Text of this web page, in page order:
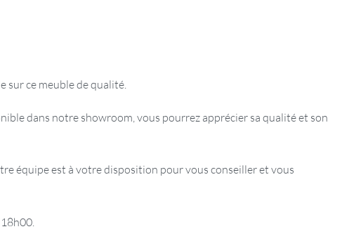
sur ce meuble de qualité.
dans notre showroom, vous pourrez apprécier sa qualité et son
équipe est à votre disposition pour vous conseiller et vous